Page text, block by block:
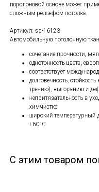
поролоновой основе может
сложным рельефом потолка.
Артикул: sp-16123
Автомобильную потолочную
сочетание прочности,
однотонность цвета,
соответствует
долговечность,
трению), выгоранию и
непритязательность в
химчистке;
широкий температурный
+60°С.
С этим товаром